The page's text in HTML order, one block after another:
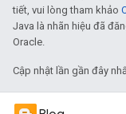
tiết, vui lòng tham khảo
Java là nhãn hiệu đã
Oracle.
Cập nhật lần gần đây